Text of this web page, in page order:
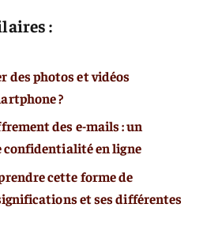
:
des photos et vidéos
?
des e-mails : un
confidentialité en ligne
cette forme de
et ses différentes